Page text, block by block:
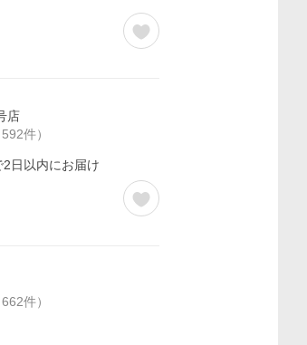
店
592件）
日以内にお届け
662件）